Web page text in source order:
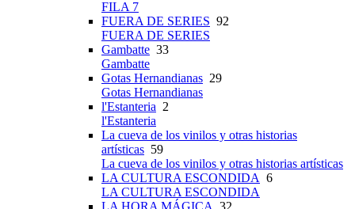
FILA 7
FUERA DE SERIES 92
FUERA DE SERIES
Gambatte 33
Gambatte
Gotas Hernandianas 29
Gotas Hernandianas
l'Estanteria 2
l'Estanteria
La cueva de los vinilos y otras historias
artísticas 59
La cueva de los vinilos y otras historias artísticas
LA CULTURA ESCONDIDA 6
LA CULTURA ESCONDIDA